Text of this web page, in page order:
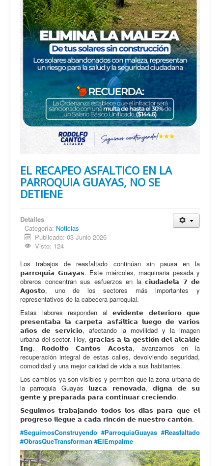
EL RECAPEO ASFALTICO EN LA
PARROQUIA GUAYAS, NO SE
DETIENE
Detalles
Categoría: Noticias
Publicado: 03 Junio 2026
Visto: 124
Los trabajos de reasfaltado continúan sin pausa en la
𝗽𝗮𝗿𝗿𝗼𝗾𝘂𝗶𝗮 𝗚𝘂𝗮𝘆𝗮𝘀. Este miércoles, maquinaria pesada y
obreros concentran sus esfuerzos en la 𝗰𝗶𝘂𝗱𝗮𝗱𝗲𝗹𝗮 𝟳 𝗱𝗲
𝗔𝗴𝗼𝘀𝘁𝗼, uno de los sectores más importantes y
representativos de la cabecera parroquial.
Estas labores responden al 𝗲𝘃𝗶𝗱𝗲𝗻𝘁𝗲 𝗱𝗲𝘁𝗲𝗿𝗶𝗼𝗿𝗼 𝗾𝘂𝗲
𝗽𝗿𝗲𝘀𝗲𝗻𝘁𝗮𝗯𝗮 𝗹𝗮 𝗰𝗮𝗿𝗽𝗲𝘁𝗮 𝗮𝘀𝗳𝗮́𝗹𝘁𝗶𝗰𝗮 𝗹𝘂𝗲𝗴𝗼 𝗱𝗲 𝘃𝗮𝗿𝗶𝗼𝘀
𝗮𝗻̃𝗼𝘀 𝗱𝗲 𝘀𝗲𝗿𝘃𝗶𝗰𝗶𝗼, afectando la movilidad y la imagen
urbana del sector. Hoy, 𝗴𝗿𝗮𝗰𝗶𝗮𝘀 𝗮 𝗹𝗮 𝗴𝗲𝘀𝘁𝗶𝗼́𝗻 𝗱𝗲𝗹 𝗮𝗹𝗰𝗮𝗹𝗱𝗲
𝗜𝗻𝗴. 𝗥𝗼𝗱𝗼𝗹𝗳𝗼 𝗖𝗮𝗻𝘁𝗼𝘀 𝗔𝗰𝗼𝘀𝘁𝗮, avanzamos en la
recuperación integral de estas calles, devolviendo seguridad,
comodidad y una mejor calidad de vida a sus habitantes.
Los cambios ya son visibles y permiten que la zona urbana de
la parroquia Guayas 𝗹𝘂𝘇𝗰𝗮 𝗿𝗲𝗻𝗼𝘃𝗮𝗱𝗮, 𝗱𝗶𝗴𝗻𝗮 𝗱𝗲 𝘀𝘂
𝗴𝗲𝗻𝘁𝗲 𝘆 𝗽𝗿𝗲𝗽𝗮𝗿𝗮𝗱𝗮 𝗽𝗮𝗿𝗮 𝗰𝗼𝗻𝘁𝗶𝗻𝘂𝗮𝗿 𝗰𝗿𝗲𝗰𝗶𝗲𝗻𝗱𝗼.
𝗦𝗲𝗴𝘂𝗶𝗺𝗼𝘀 𝘁𝗿𝗮𝗯𝗮𝗷𝗮𝗻𝗱𝗼 𝘁𝗼𝗱𝗼𝘀 𝗹𝗼𝘀 𝗱𝗶́𝗮𝘀 𝗽𝗮𝗿𝗮 𝗾𝘂𝗲 𝗲𝗹
𝗽𝗿𝗼𝗴𝗿𝗲𝘀𝗼 𝗹𝗹𝗲𝗴𝘂𝗲 𝗮 𝗰𝗮𝗱𝗮 𝗿𝗶𝗻𝗰𝗼́𝗻 𝗱𝗲 𝗻𝘂𝗲𝘀𝘁𝗿𝗼 𝗰𝗮𝗻𝘁𝗼́𝗻.
#SeguimosConstruyendo #ParroquiaGuayas #Reasfaltado
#ObrasQueTransforman #ElEmpalme